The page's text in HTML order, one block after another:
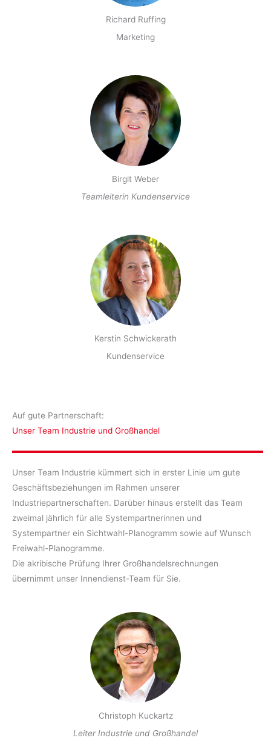
Richard Ruffing
Marketing
Birgit Weber
Teamleiterin Kundenservice
Kerstin Schwickerath
Kundenservice
Auf gute Partnerschaft:
Unser Team Industrie und Großhandel
Unser Team Industrie kümmert sich in erster Linie um gute
Geschäftsbeziehungen im Rahmen unserer
Industriepartnerschaften. Darüber hinaus erstellt das Team
zweimal jährlich für alle Systempartnerinnen und
Systempartner ein Sichtwahl-Planogramm sowie auf Wunsch
Freiwahl-Planogramme.
Die akribische Prüfung Ihrer Großhandelsrechnungen
übernimmt unser Innendienst-Team für Sie.
Christoph Kuckartz
Leiter Industrie und Großhandel